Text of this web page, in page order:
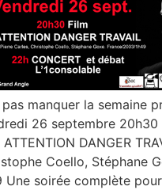
manquer la semaine
26 septembre 20h30
DANGER
Coello, Stéphane
Une soirée complète pour